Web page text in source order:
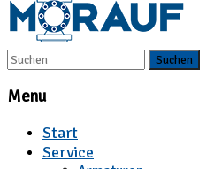
Menu
Start
Service